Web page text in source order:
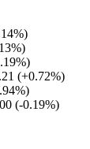
(+0.72%)
(-0.19%)